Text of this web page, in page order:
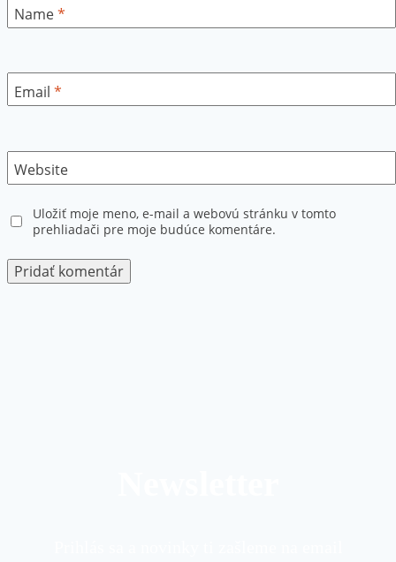
Name*
Email *
Website
Uložiť moje meno, e-mail a webovú stránku v tomto
prehliadači pre moje budúce komentáre.